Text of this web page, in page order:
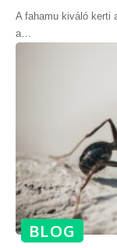
A fahamu kiváló kerti
a…
BLOG